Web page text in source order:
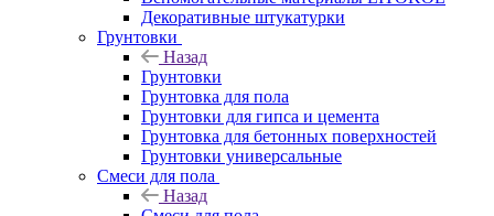
Декоративные штукатурки
Грунтовки
Назад
Грунтовки
Грунтовка для пола
Грунтовки для гипса и цемента
Грунтовка для бетонных поверхностей
Грунтовки универсальные
Смеси для пола
Назад